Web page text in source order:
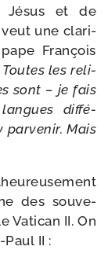
Jésus et de
veut une cla­ri­
François
Toutes les reli­
sont – je fais
dif­fé­
par­ve­nir. Mais
des sou­ve­
Vatican II. On
II :